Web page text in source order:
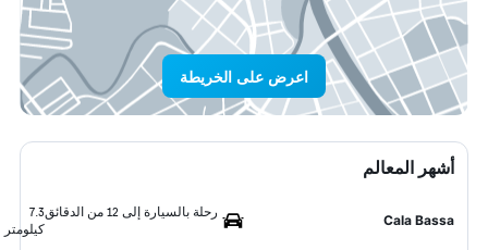
اعرض على الخريطة
أشهر المعالم
Cala Bassa
رحلة بالسيارة إلى 12 من الدقائق
7.3
كيلومتر